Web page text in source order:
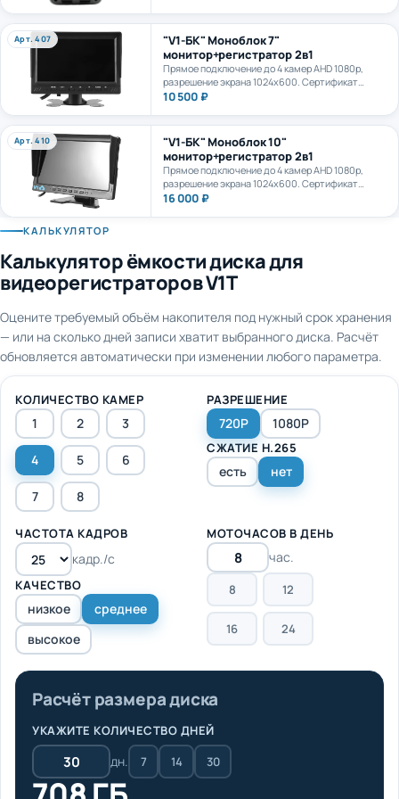
microSD до 1Тб.
Арт. 407
"V1-БК" Моноблок 7"
монитор+регистратор 2в1
Прямое подключение до 4 камер AHD 1080p,
разрешение экрана 1024х600. Сертификат
ПП969.
10 500 ₽
Арт. 410
"V1-БК" Моноблок 10"
монитор+регистратор 2в1
Прямое подключение до 4 камер AHD 1080p,
разрешение экрана 1024х600. Сертификат
ПП969.
16 000 ₽
КАЛЬКУЛЯТОР
Калькулятор ёмкости диска для
видеорегистраторов V1T
— или на сколько дней записи хватит выбранного диска. Расчёт
обновляется автоматически при изменении любого параметра.
1 2 3
4 5 6
7 8
720P 1080P
СЖАТИЕ H.265
есть нет
КАЧЕСТВО
низкое
среднее
высокое
Расчёт размера диска
7 14 30
708 ГБ